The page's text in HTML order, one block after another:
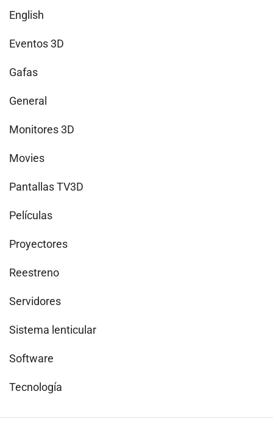
English
Eventos 3D
Gafas
General
Monitores 3D
Movies
Pantallas TV3D
Películas
Proyectores
Reestreno
Servidores
Sistema lenticular
Software
Tecnología